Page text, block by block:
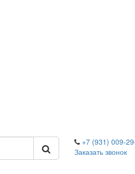
+7 (931) 009-
Заказать звонок